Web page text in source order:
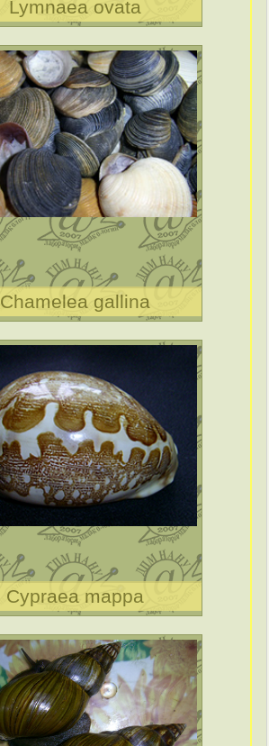
Lymnaea ovata
Chamelea gallina
Cypraea mappa